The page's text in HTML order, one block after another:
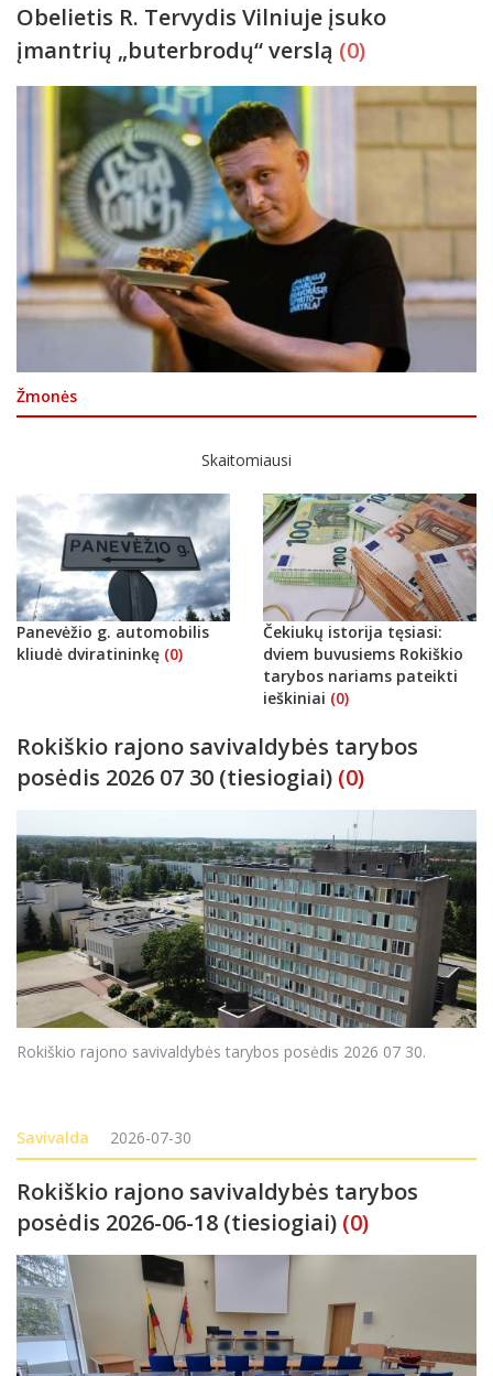
Obelietis R. Tervydis Vilniuje įsuko
įmantrių „buterbrodų“ verslą (0)
Žmonės
Skaitomiausi
Panevėžio g. automobilis
kliudė dviratininkę (0)
Čekiukų istorija tęsiasi:
dviem buvusiems Rokiškio
tarybos nariams pateikti
ieškiniai (0)
Rokiškio rajono savivaldybės tarybos
posėdis 2026 07 30 (tiesiogiai) (0)
Rokiškio rajono savivaldybės tarybos posėdis 2026 07 30.
Savivalda 2026-07-30
Rokiškio rajono savivaldybės tarybos
posėdis 2026-06-18 (tiesiogiai) (0)